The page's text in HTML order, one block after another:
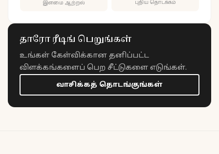
இளமை ஆற்றல் புதிய தொடக்கம்
தாரோ ரீடிங் பெறுங்கள்
உங்கள் கேள்விக்கான தனிப்பட்ட
விளக்கங்களைப் பெற சீட்டுகளை எடுங்கள்.
வாசிக்கத் தொடங்குங்கள்